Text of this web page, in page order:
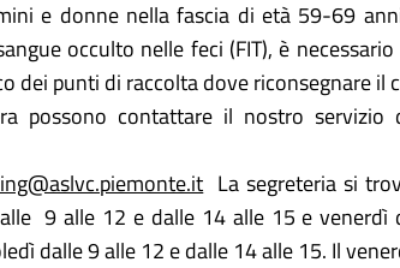
e donne nella fascia di età 59-69
occulto nelle feci (FIT), è
dei punti di raccolta dove riconsegnare
possono contattare il nostro
La segreteria si
9 alle 12 e dalle 14 alle 15 e
dalle 9 alle 12 e dalle 14 alle 15. Il